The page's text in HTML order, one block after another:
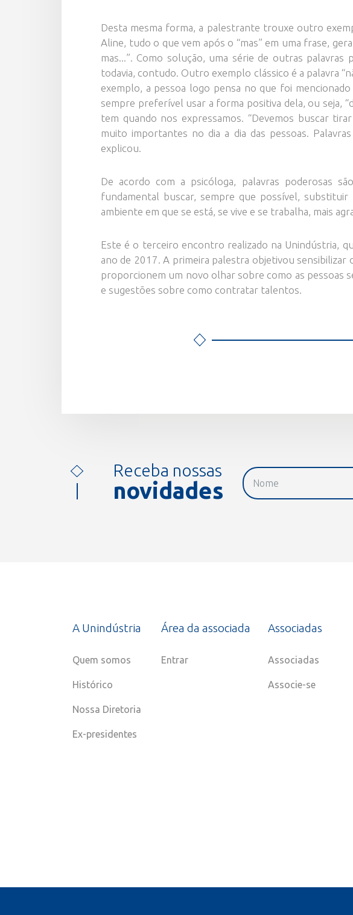
Desta mesma forma, a palestrante trouxe outro
Aline, tudo o que vem após o “mas” em uma frase,
mas...”. Como solução, uma série de outras
todavia, contudo. Outro exemplo clássico é a palavra
exemplo, a pessoa logo pensa no que foi
sempre preferível usar a forma positiva dela, ou seja,
tem quando nos expressamos. “Devemos buscar
muito importantes no dia a dia das pessoas.
explicou.
De acordo com a psicóloga, palavras poderosas
fundamental buscar, sempre que possível,
ambiente em que se está, se vive e se trabalha, mais
Este é o terceiro encontro realizado na Unindústria,
ano de 2017. A primeira palestra objetivou
proporcionem um novo olhar sobre como as pessoas
e sugestões sobre como contratar talentos.
Receba nossas
novidades
A Unindústria
Quem somos
Histórico
Nossa Diretoria
Ex-presidentes
Área da associada
Entrar
Associadas
Associadas
Associe-se